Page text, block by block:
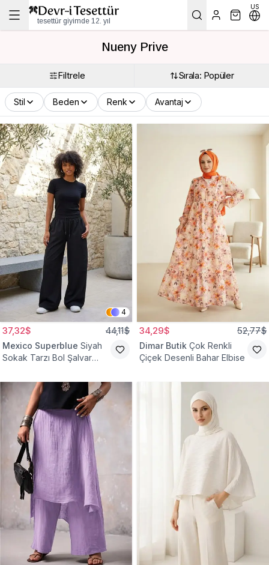
tesettür giyimde 12. yıl
US
Nueny Prive
Filtrele Sırala: Popüler
Stil Beden Renk Avantaj
4
37,32$ 44,11$
Mexico Superblue Siyah
Sokak Tarzı Bol Şalvar
34,29$ 52,77$
Dimar Butik Çok Renkli
Çiçek Desenli Bahar Elbise